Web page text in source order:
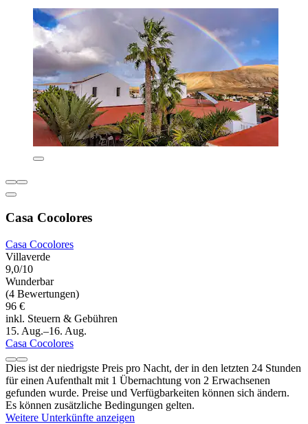
Casa Cocolores
Casa Cocolores
Villaverde
9,0/10
Wunderbar
(4 Bewertungen)
96 €
inkl. Steuern & Gebühren
15. Aug.–16. Aug.
Casa Cocolores
Dies ist der niedrigste Preis pro Nacht, der in den letzten 24 Stunden
für einen Aufenthalt mit 1 Übernachtung von 2 Erwachsenen
gefunden wurde. Preise und Verfügbarkeiten können sich ändern.
Es können zusätzliche Bedingungen gelten.
Weitere Unterkünfte anzeigen